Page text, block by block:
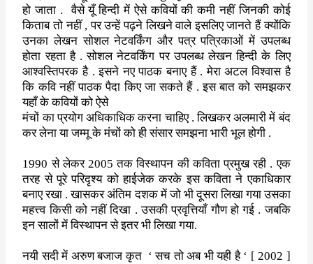
हो जाता .
वैसे यूँ हिन्दी में ऐसेकवियों की कमी नहीं जिनकी कोई
किताब तो नहीं ,पर उन्हें पढ़ने लिखने वालेइसलिए जानते हैं क्योंकि
उनका लेखन सोशल नेटवर्किंग और पत्र पत्रिकाओंमें उपलब्ध
होता रहता है . सोशल नेटवर्किंग पर उपलब्ध लेखन हिन्दी के लिए
आश्वस्तिपरक है . इसने नए पाठक बनाए हैं . मेरा अटल विश्वास है
कि कविनहीं पाठक पैदा किए जा सकते हैं . इस बात को समझकर
यहाँ के कवियों को ऐसे
मंचों का प्रयोग अधिकाधिक करना चाहिए . लिखकर अलमारी में बंद
कर लेना याजम्मू के मंचों को ही संसार समझना भारी भूल होगी .
1990से लेकर2005तक विस्थापन की कविता प्रमुख रही . एक
तरह से पूरेपरिदृश्य को हाईजेक करके इस कविता ने एकाधिकार
बनाए रखा . खासकर अंतिमदशक में जो भी दूसरा लिखा गया उसका
महत्त्व किसी को नहीं दिखा . उसकीप्रवृत्तियाँ गौण हो गई . जबकि
इन सालों में विस्थापन से इतर भी लिखा गया.
नयी सदी में अरुण बजाज कृत‘सच तो अब भी यही है ‘ [ 2002 ]